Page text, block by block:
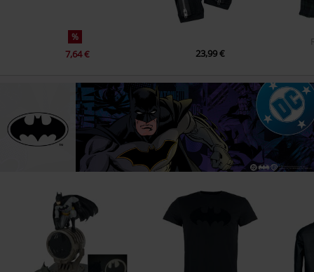
%
7,64 € 23,99 €